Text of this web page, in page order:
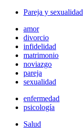
Pareja y sexualidad
amor
divorcio
infidelidad
matrimonio
noviazgo
pareja
sexualidad
enfermedad
psicología
Salud